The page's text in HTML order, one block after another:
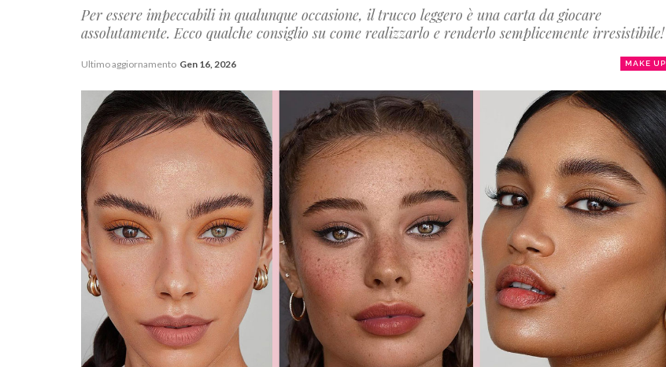
Per essere impeccabili in qualunque occasione, il trucco leggero è una carta da giocare
assolutamente. Ecco qualche consiglio su come realizzarlo e renderlo semplicemente irresistibile!
MAKE UP
Ultimo aggiornamento Gen 16, 2026